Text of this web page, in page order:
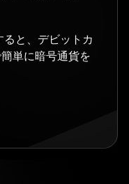
と、デビットカ
単に暗号通貨を